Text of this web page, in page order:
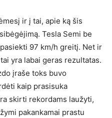
ir į tai, apie ką šis
Tesla Semi be
97 km/h greitį. Net ir
yra labai geras rezultatas.
įraše toks buvo
kaip prasisuka
skirti rekordams laužyti,
pakankamai prastu